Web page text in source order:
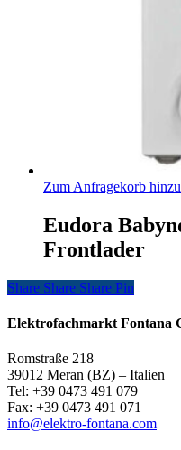
Zum Anfragekorb
Eudora
Frontlader
Share
Share Share Share Pin
Elektrofachmarkt Fontana
Romstraße 218
39012 Meran (BZ) – Italien
Tel: +39 0473 491 079
Fax: +39 0473 491 071
info@elektro-fontana.com